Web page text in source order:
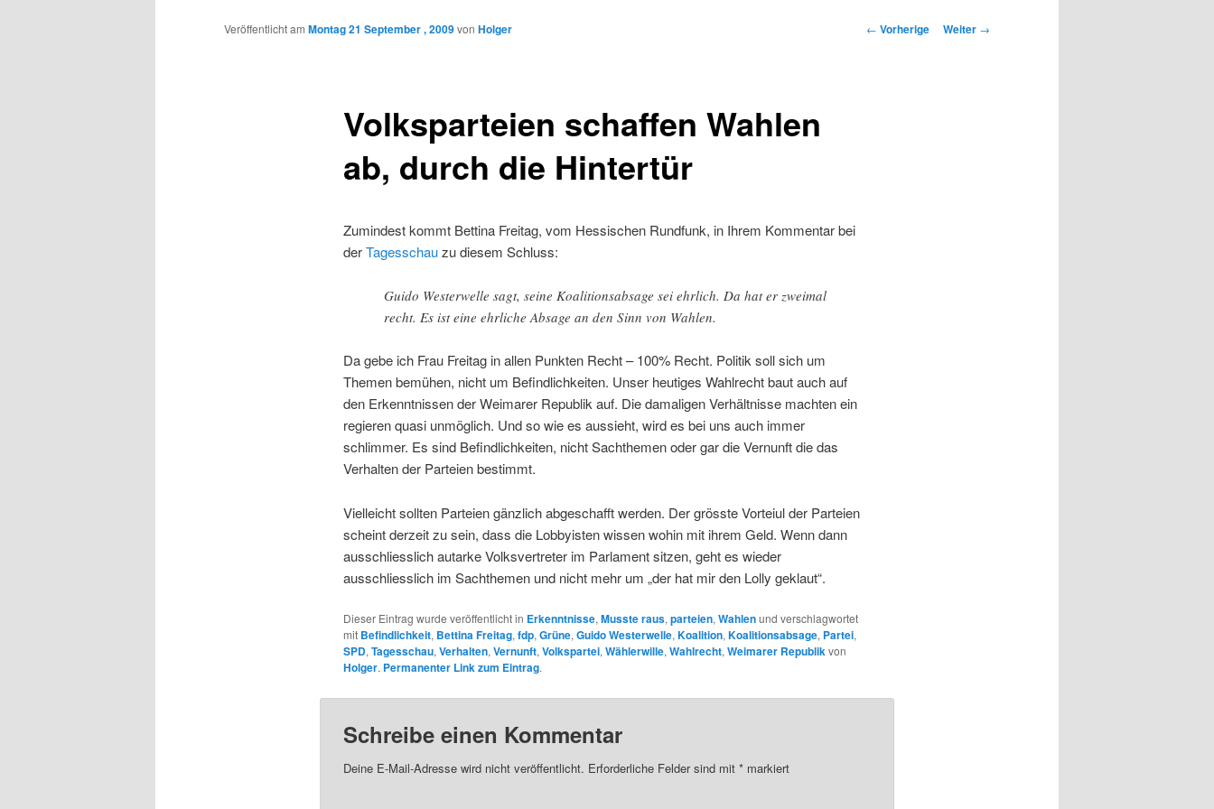
Inhalt
Beitrags-
← Vorherige Weiter →
Volksparteien schaffen Wahlen
ab, durch die Hintertür
Veröffentlicht am Montag 21 September , 2009von Holger
Zumindest kommt Bettina Freitag, vom Hessischen Rundfunk, in Ihrem Kommentar bei
derTagesschauzu diesem Schluss:
Guido Westerwelle sagt, seine Koalitionsabsage sei ehrlich. Da hat er zweimal
recht. Es ist eine ehrliche Absage an den Sinn von Wahlen.
Da gebe ich Frau Freitag in allen Punkten Recht – 100% Recht. Politik soll sich um
Themen bemühen, nicht um Befindlichkeiten. Unser heutiges Wahlrecht baut auch auf
den Erkenntnissen der Weimarer Republik auf. Die damaligen Verhältnisse machten ein
regieren quasi unmöglich. Und so wie es aussieht, wird es bei uns auch immer
schlimmer. Es sind Befindlichkeiten, nicht Sachthemen oder gar die Vernunft die das
Verhalten der Parteien bestimmt.
Vielleicht sollten Parteien gänzlich abgeschafft werden. Der grösste Vorteiul der Parteien
scheint derzeit zu sein, dass die Lobbyisten wissen wohin mit ihrem Geld. Wenn dann
ausschliesslich autarke Volksvertreter im Parlament sitzen, geht es wieder
ausschliesslich im Sachthemen und nicht mehr um „der hat mir den Lolly geklaut“.
Dieser Eintrag wurde veröffentlicht in Erkenntnisse, Musste raus, parteien, Wahlenund verschlagwortet
mit Befindlichkeit, Bettina Freitag, fdp, Grüne, Guido Westerwelle, Koalition, Koalitionsabsage, Partei,
SPD, Tagesschau, Verhalten, Vernunft, Volkspartei, Wählerwille, Wahlrecht, Weimarer Republikvon
Holger. Permanenter Link zum Eintrag.
Schreibe einen Kommentar
Deine E-Mail-Adresse wird nicht veröffentlicht. Erforderliche Felder sind mit *markiert